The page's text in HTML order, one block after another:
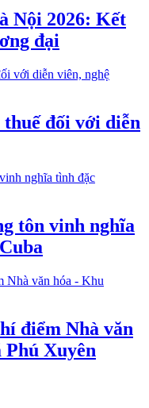
Nội 2026: Kết
đại
đối với diễn
tôn vinh nghĩa
điểm Nhà văn
Xuyên